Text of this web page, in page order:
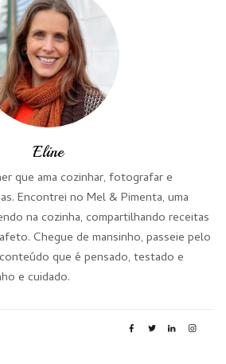
Eline
que ama cozinhar, fotografar e
Encontrei no Mel & Pimenta, uma
na cozinha, compartilhando receitas
Chegue de mansinho, passeie pelo
que é pensado, testado e
e cuidado.